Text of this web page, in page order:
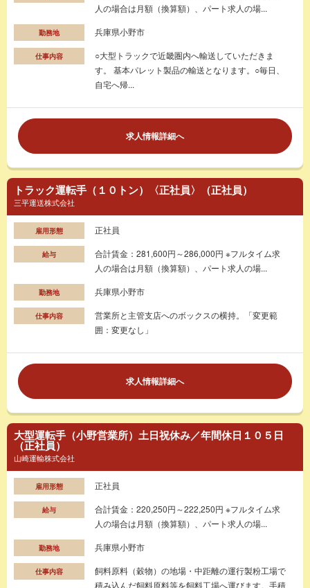
人の場合は月額（換算額）、パート求人の場...
勤務地 兵庫県小野市
仕事内容
○大型トラックで近畿圏内へ輸送していただきま
す。 基本パレット製品の輸送となります。○毎日、
自宅へ帰...
求人情報詳細へ
トラック運転手（１０トン）〈正社員〉（正社員）
三平運送株式会社
雇用形態 正社員
給与
合計賃金：281,600円～286,000円 ※フルタイム求
人の場合は月額（換算額）、パート求人の場...
勤務地 兵庫県小野市
仕事内容
営業所と主管支店へのボックスの横持。「変更範
囲：変更なし」
求人情報詳細へ
大型運転手（小野営業所）土日祝休み／年間休日１０５日
（正社員）
山崎運輸株式会社
雇用形態 正社員
給与
合計賃金：220,250円～222,250円 ※フルタイム求
人の場合は月額（換算額）、パート求人の場...
勤務地 兵庫県小野市
仕事内容
飼料原料（穀物）の地場・中距離の運行製粉工場で
積み込んだ飼料原料等を飼料工場へ運びます。手積